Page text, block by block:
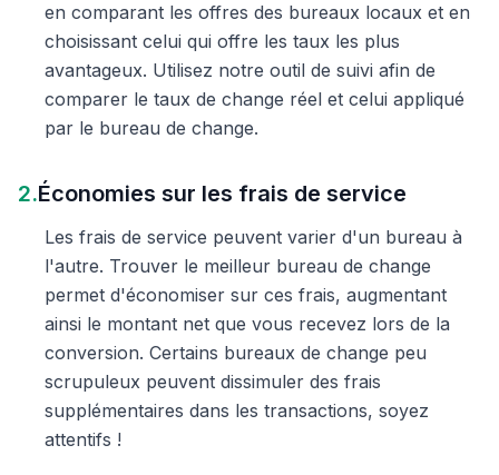
en comparant les offres des bureaux locaux et en
choisissant celui qui offre les taux les plus
avantageux. Utilisez notre outil de suivi afin de
comparer le taux de change réel et celui appliqué
par le bureau de change.
2.Économies sur les frais de service
Les frais de service peuvent varier d'un bureau à
l'autre. Trouver le meilleur bureau de change
permet d'économiser sur ces frais, augmentant
ainsi le montant net que vous recevez lors de la
conversion. Certains bureaux de change peu
scrupuleux peuvent dissimuler des frais
supplémentaires dans les transactions, soyez
attentifs !